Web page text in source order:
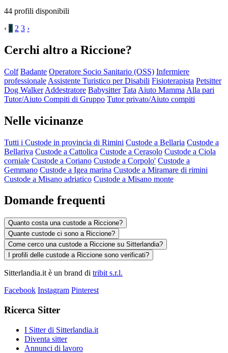
44 profili disponibili
‹ 1 2 3 ›
Cerchi altro a Riccione?
Colf Badante Operatore Socio Sanitario (OSS) Infermiere
professionale Assistente Turistico per Disabili Fisioterapista Petsitter
Dog Walker Addestratore Babysitter Tata Aiuto Mamma Alla pari
Tutor/Aiuto Compiti di Gruppo Tutor privato/Aiuto compiti
Nelle vicinanze
Tutti i Custode in provincia di Rimini Custode a Bellaria Custode a
Bellariva Custode a Cattolica Custode a Cerasolo Custode a Ciola
corniale Custode a Coriano Custode a Corpolo' Custode a
Gemmano Custode a Igea marina Custode a Miramare di rimini
Custode a Misano adriatico Custode a Misano monte
Domande frequenti
Quanto costa una custode a Riccione?
Quante custode ci sono a Riccione?
Come cerco una custode a Riccione su Sitterlandia?
I profili delle custode a Riccione sono verificati?
Sitterlandia.it è un brand di tribit s.r.l.
Facebook Instagram Pinterest
Ricerca Sitter
I Sitter di Sitterlandia.it
Diventa sitter
Annunci di lavoro